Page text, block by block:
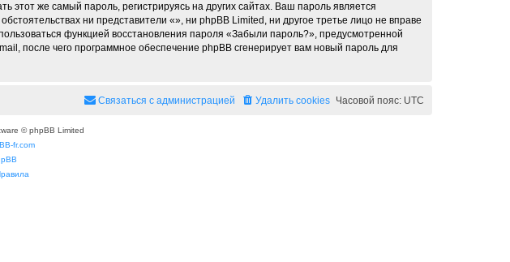
же самый пароль, регистрируясь на других сайтах. Ваш пароль является
ни представители «», ни phpBB Limited, ни другое третье лицо не вправе
функцией восстановления пароля «Забыли пароль?», предусмотренной
после чего программное обеспечение phpBB сгенерирует вам новый пароль для
Часовой пояс: UTC
Удалить cookies
Связаться с администрацией
© phpBB Limited
fr.com